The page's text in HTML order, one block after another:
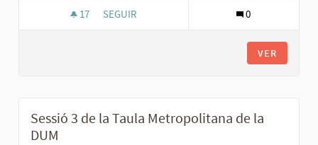
17 17 SEGUIDORAS
SEGUIR 0
VER
Sessió 3 de la Taula Metropolitana de la
DUM